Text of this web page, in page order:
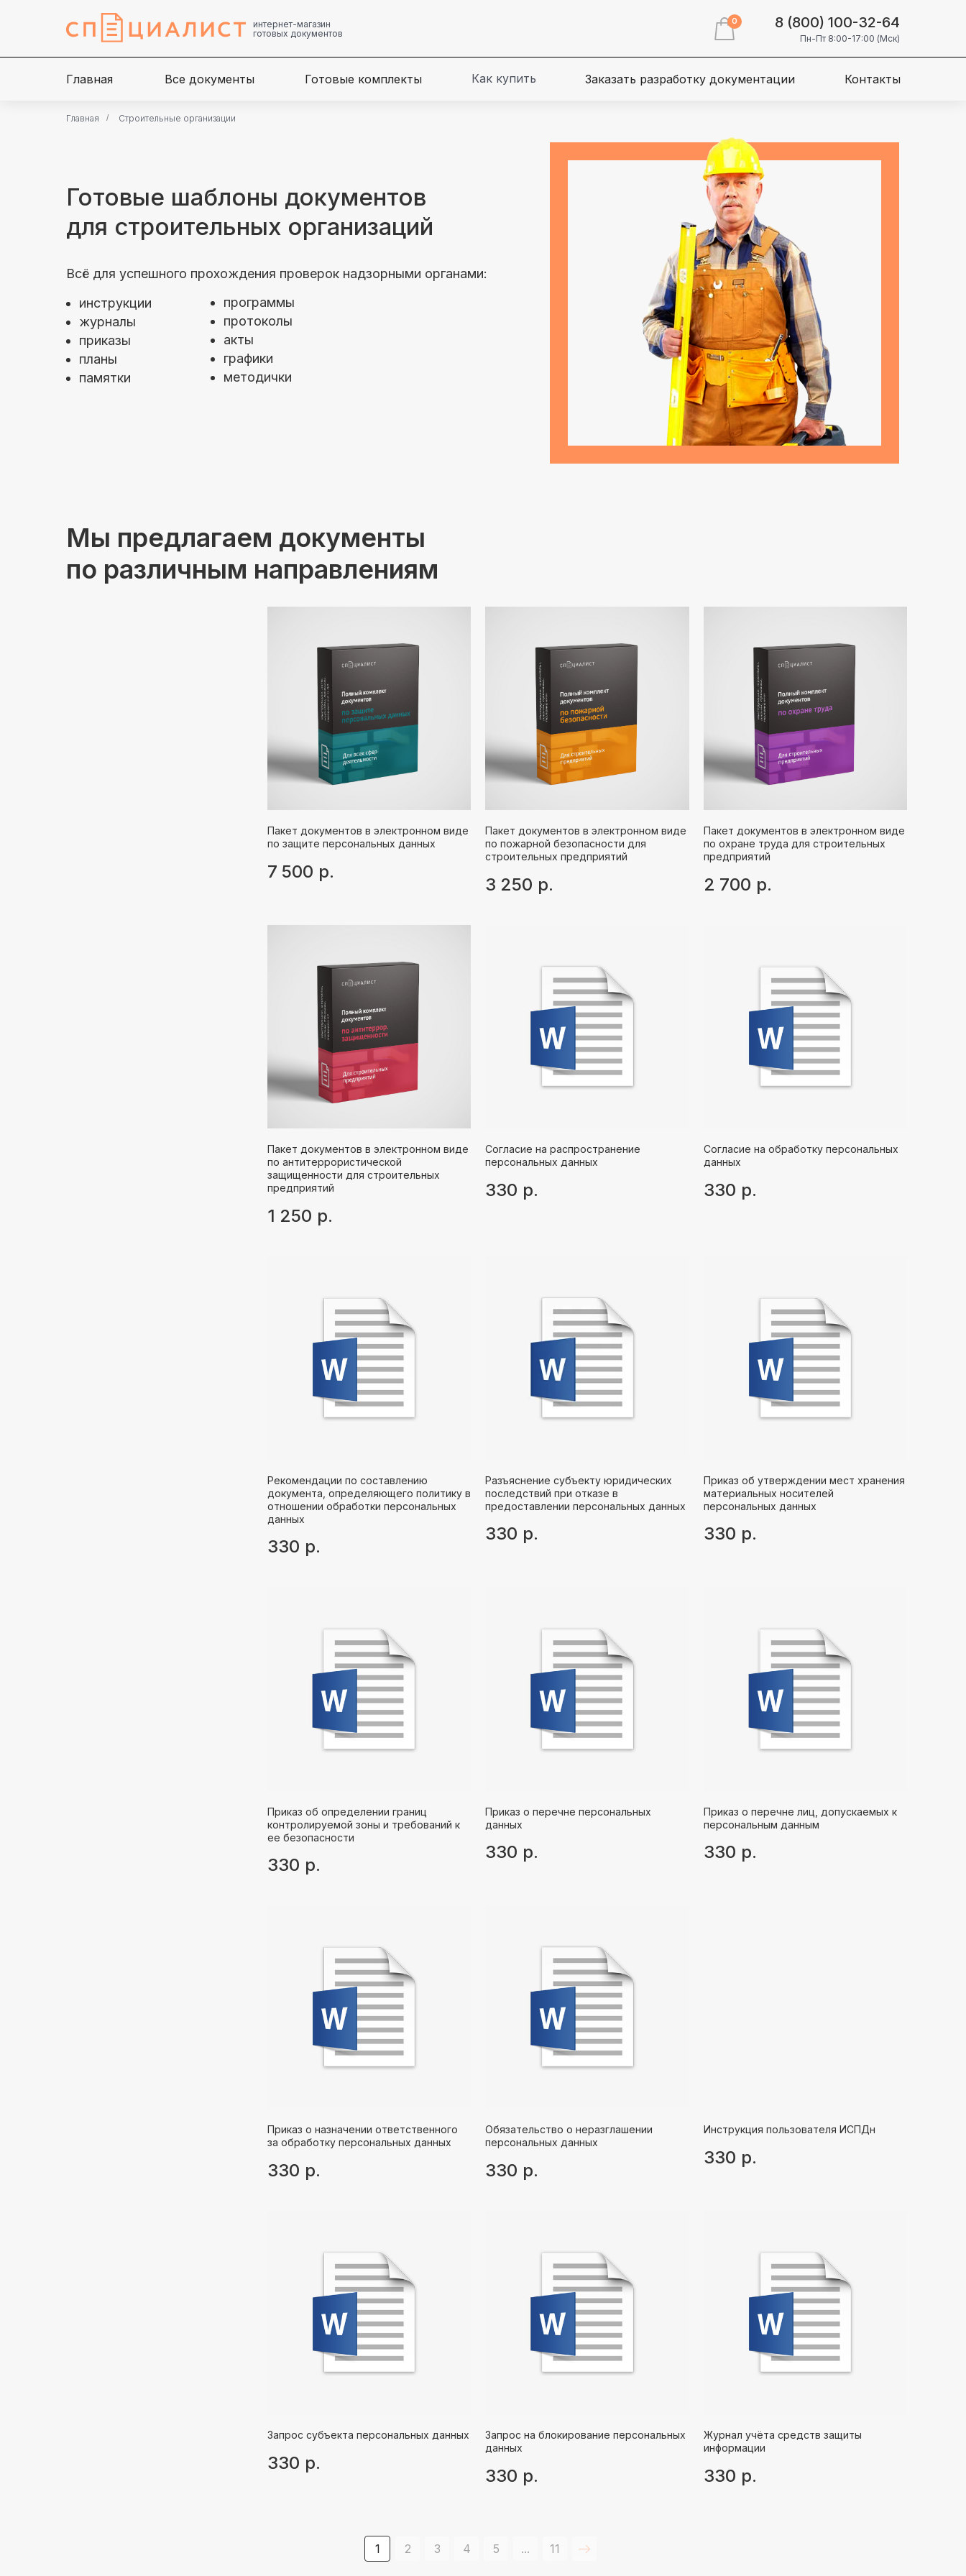
интернет-магазин
готовых документов
Главная Все документы Готовые комплекты Как купить Заказать разработку документации Контакты
Пн-Пт 8:00-17:00 (Мск)
8 (800) 100-32-64
0
Главная / Строительные организации
инструкции
журналы
приказы
планы
памятки
Всё для успешного прохождения проверок надзорными органами:
программы
протоколы
акты
графики
методички
Готовые шаблоны документов
для строительных организаций
Мы предлагаем документы
по различным направлениям
Пакет документов в электронном виде
по защите персональных данных
7 500 р.
Пакет документов в электронном виде
по пожарной безопасности для
строительных предприятий
3 250 р.
Пакет документов в электронном виде
по охране труда для строительных
предприятий
2 700 р.
Пакет документов в электронном виде
по антитеррористической
защищенности для строительных
предприятий
1 250 р.
Согласие на распространение
персональных данных
330 р.
Согласие на обработку персональных
данных
330 р.
Рекомендации по составлению
документа, определяющего политику в
отношении обработки персональных
данных
330 р.
Разъяснение субъекту юридических
последствий при отказе в
предоставлении персональных данных
330 р.
Приказ об утверждении мест хранения
материальных носителей
персональных данных
330 р.
Приказ об определении границ
контролируемой зоны и требований к
ее безопасности
330 р.
Приказ о перечне персональных
данных
330 р.
Приказ о перечне лиц, допускаемых к
персональным данным
330 р.
Приказ о назначении ответственного
за обработку персональных данных
330 р.
Обязательство о неразглашении
персональных данных
330 р.
Инструкция пользователя ИСПДн
330 р.
Запрос субъекта персональных данных
330 р.
Запрос на блокирование персональных
данных
330 р.
Журнал учёта средств защиты
информации
330 р.
1 2 3 4 5 ... 11